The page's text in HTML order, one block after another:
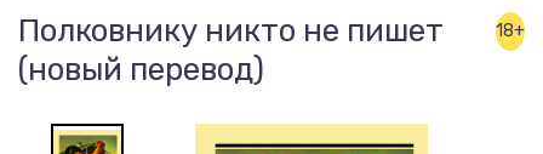
Полковнику никто не пишет
(новый перевод)
18+